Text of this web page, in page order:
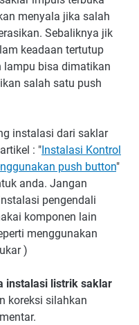
menyala jika salah
Sebaliknya jik
keadaan tertutup
lampu bisa dimatikan
salah satu push
instalasi dari saklar
: " Instalasi Kontrol
push button"
anda. Jangan
pengendali
komponen lain
menggunakan
)
instalasi listrik saklar
koreksi silahkan